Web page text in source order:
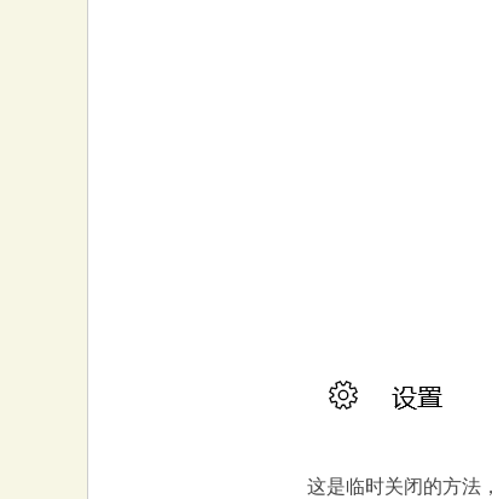
这是临时关闭的方法